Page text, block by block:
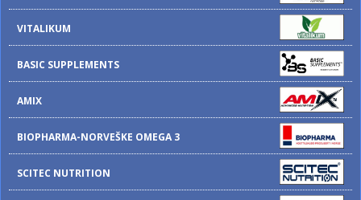
VITALIKUM
BASIC SUPPLEMENTS
AMIX
BIOPHARMA-NORVEŠKE OMEGA 3
SCITEC NUTRITION